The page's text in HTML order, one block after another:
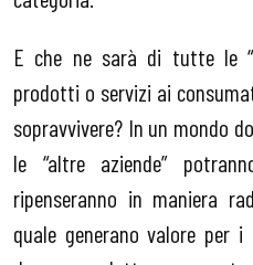
E che ne sarà di tutte le
prodotti o servizi ai
sopravvivere? In un mondo
le “altre aziende”
ripenseranno in maniera
quale generano valore per